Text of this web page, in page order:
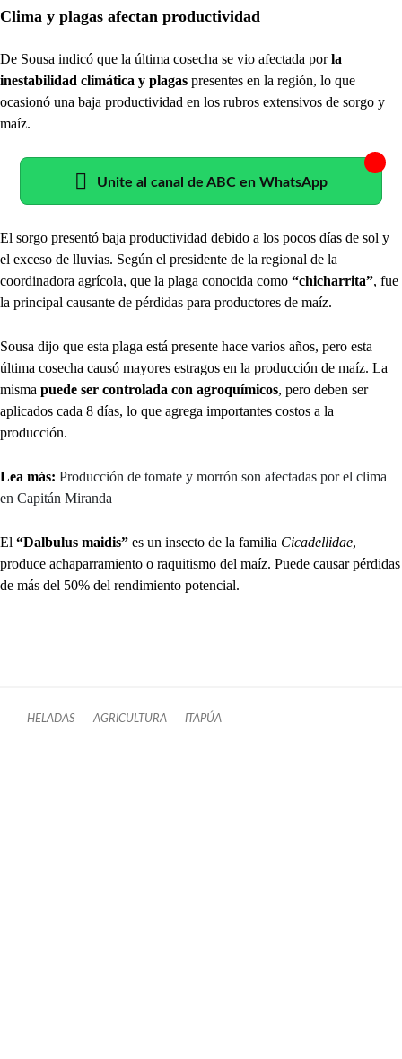
Clima y plagas afectan productividad
De Sousa indicó que la última cosecha se vio afectada porla
inestabilidad climática y plagas presentes en la región, lo que
ocasionó una baja productividad en los rubros extensivos de sorgo y
maíz.
Unite al canal de ABC en WhatsApp
El sorgo presentó baja productividad debido a los pocos días de sol y
el exceso de lluvias. Según el presidente de la regional de la
coordinadora agrícola, que la plaga conocida como “chicharrita”, fue
la principal causante de pérdidas para productores de maíz.
Sousa dijo que esta plaga está presente hace varios años, pero esta
última cosecha causó mayores estragos en la producción de maíz. La
misma puede ser controlada con agroquímicos, pero deben ser
aplicados cada 8 días, lo que agrega importantes costos a la
producción.
Lea más: Producción de tomate y morrón son afectadas por el clima
en Capitán Miranda
El “Dalbulus maidis” es un insecto de la familia Cicadellidae,
produce achaparramiento o raquitismo del maíz. Puede causar pérdidas
de más del 50% del rendimiento potencial.
HELADAS AGRICULTURA ITAPÚA